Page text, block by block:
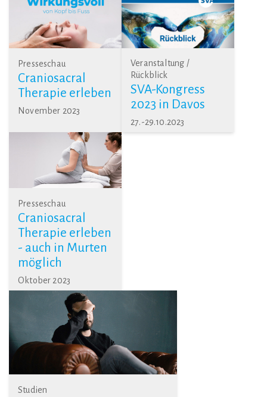
Presseschau
Craniosacral
Therapie erleben
November 2023
Veranstaltung /
Rückblick
SVA-Kongress
2023 in Davos
27.-29.10.2023
Presseschau
Craniosacral
Therapie erleben
- auch in Murten
möglich
Oktober 2023
Studien